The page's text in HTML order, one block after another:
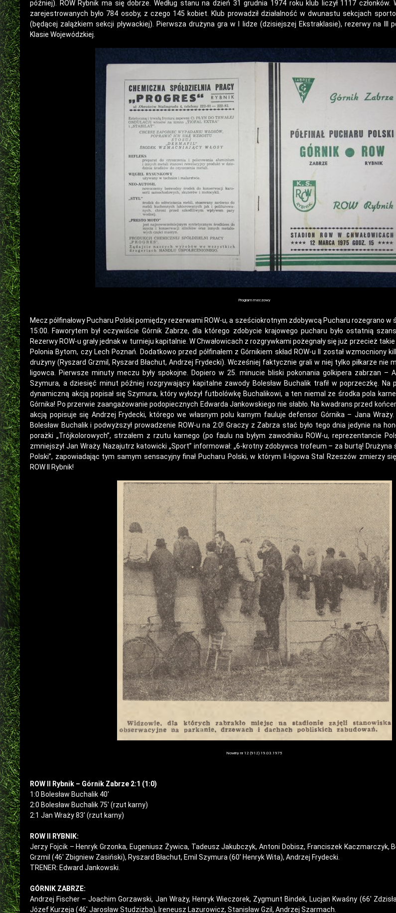
później). ROW Rybnik ma się dobrze. Według stanu na dzień 31 grudnia 1974 roku klub liczył 1117 członków.
zarejestrowanych było 784 osoby, z czego 145 kobiet. Klub prowadził działalność w dwunastu sekcjach
(będącej zalążkiem sekcji pływackiej). Pierwsza drużyna gra w I lidze (dzisiejszej Ekstraklasie), rezerwy na III
Klasie Wojewódzkiej.
Program meczowy
Mecz półfinałowy Pucharu Polski pomiędzy rezerwami ROW-u, a sześciokrotnym zdobywcą Pucharu rozegrano w
15:00. Faworytem był oczywiście Górnik Zabrze, dla którego zdobycie krajowego pucharu było ostatnią
Rezerwy ROW-u grały jednak w turnieju kapitalnie. W Chwałowicach z rozgrywkami pożegnały się już przecież
Polonia Bytom, czy Lech Poznań. Dodatkowo przed półfinałem z Górnikiem skład ROW-u II został wzmocniony
drużyny (Ryszard Grzmil, Ryszard Błachut, Andrzej Frydecki). Wcześniej faktycznie grali w niej tylko piłkarze nie
ligowca. Pierwsze minuty meczu były spokojne. Dopiero w 25. minucie bliski pokonania golkipera zabrzan –
Szymura, a dziesięć minut później rozgrywający kapitalne zawody Bolesław Buchalik trafił w poprzeczkę.
dynamiczną akcją popisał się Szymura, który wyłożył futbolówkę Buchalikowi, a ten niemal ze środka pola
Górnika! Po przerwie zaangażowanie podopiecznych Edwarda Jankowskiego nie słabło. Na kwadrans przed
akcją popisuje się Andrzej Frydecki, którego we własnym polu karnym fauluje defensor Górnika – Jana Wraży.
Bolesław Buchalik i podwyższył prowadzenie ROW-u na 2:0! Graczy z Zabrza stać było tego dnia jedynie na
porażki „Trójkolorowych”, strzałem z rzutu karnego (po faulu na byłym zawodniku ROW-u, reprezentancie
zmniejszył Jan Wraży. Nazajutrz katowicki „Sport” informował: „6-krotny zdobywca trofeum – za burtą! Drużyna
Polski”, zapowiadając tym samym sensacyjny finał Pucharu Polski, w którym II-ligowa Stal Rzeszów zmierzy
ROW II Rybnik!
Nowiny nr 12 (912) 19.03.1975
ROW II Rybnik – Górnik Zabrze 2:1 (1:0)
1:0 Bolesław Buchalik 40′
2:0 Bolesław Buchalik 75′ (rzut karny)
2:1 Jan Wraży 83′ (rzut karny)
ROW II RYBNIK:
Jerzy Fojcik – Henryk Grzonka, Eugeniusz Żywica, Tadeusz Jakubczyk, Antoni Dobisz, Franciszek Kaczmarczyk,
Grzmil (46′ Zbigniew Zasiński), Ryszard Błachut, Emil Szymura (60′ Henryk Wita), Andrzej Frydecki.
TRENER: Edward Jankowski.
GÓRNIK ZABRZE:
Andrzej Fischer – Joachim Gorzawski, Jan Wraży, Henryk Wieczorek, Zygmunt Bindek, Lucjan Kwaśny (66′
Józef Kurzeja (46′ Jarosław Studzizba), Ireneusz Lazurowicz, Stanisław Gzil, Andrzej Szarmach.